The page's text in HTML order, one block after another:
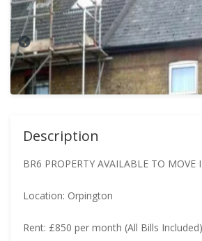
Description
BR6 PROPERTY AVAILABLE TO MOVE
Location: Orpington
Rent: £850 per month (All Bills Included)